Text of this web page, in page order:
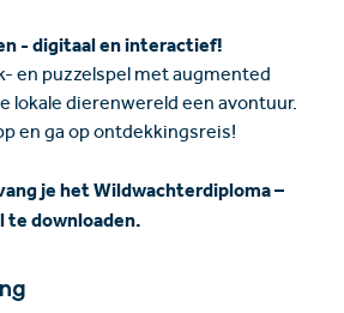
fiss-ladis.at
- digitaal en interactief!
en puzzelspel met augmented
lokale dierenwereld een avontuur.
en ga op ontdekkingsreis!
je het Wildwachterdiploma –
downloaden.